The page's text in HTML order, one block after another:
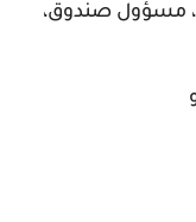
مسؤول صندوق،